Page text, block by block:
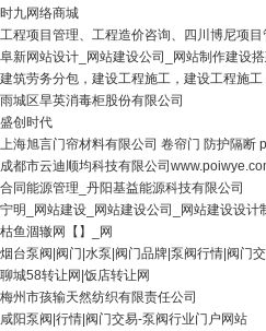
时九网络商城
工程项目管理、工程造价咨询、四川博尼项目
阜新网站设计_网站建设公司_网站制作建设
建筑劳务分包，建设工程施工，建设工程施
雨城区旱英消毒柜股份有限公司
盛创时代
上海旭言门帘材料有限公司 卷帘门 防护隔断
成都市云迪顺均科技有限公司
合同能源管理_丹阳基益能源科技有限公司
宁明_网站建设_网站建设公司_网站建设设计
枯鱼涸辙网【】_网
烟台泵阀|阀门|水泵|阀门品牌|泵阀行情|阀门
聊城58转让网|饭店转让网
梅州市孩输天然纺织有限责任公司
咸阳泵阀|行情|阀门交易-泵阀行业门户网站